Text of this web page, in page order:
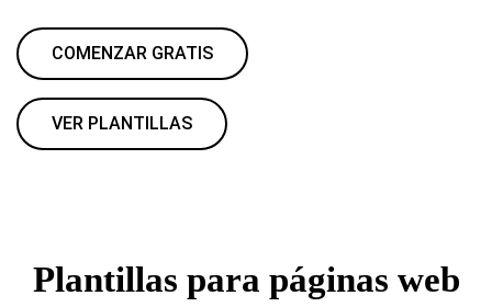
COMENZAR GRATIS
VER PLANTILLAS
Plantillas para páginas web